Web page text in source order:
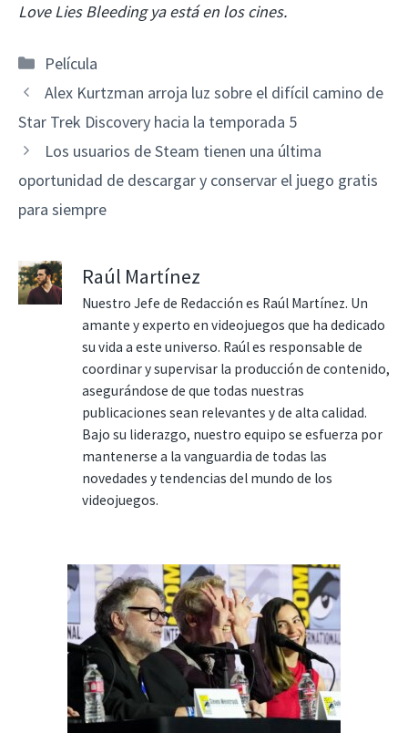
Love Lies Bleeding ya está en los cines.
Categorías
Película
Alex Kurtzman arroja luz sobre el difícil camino de
Star Trek Discovery hacia la temporada 5
Los usuarios de Steam tienen una última
oportunidad de descargar y conservar el juego gratis
para siempre
Raúl Martínez
Nuestro Jefe de Redacción es Raúl Martínez. Un
amante y experto en videojuegos que ha dedicado
su vida a este universo. Raúl es responsable de
coordinar y supervisar la producción de contenido,
asegurándose de que todas nuestras
publicaciones sean relevantes y de alta calidad.
Bajo su liderazgo, nuestro equipo se esfuerza por
mantenerse a la vanguardia de todas las
novedades y tendencias del mundo de los
videojuegos.